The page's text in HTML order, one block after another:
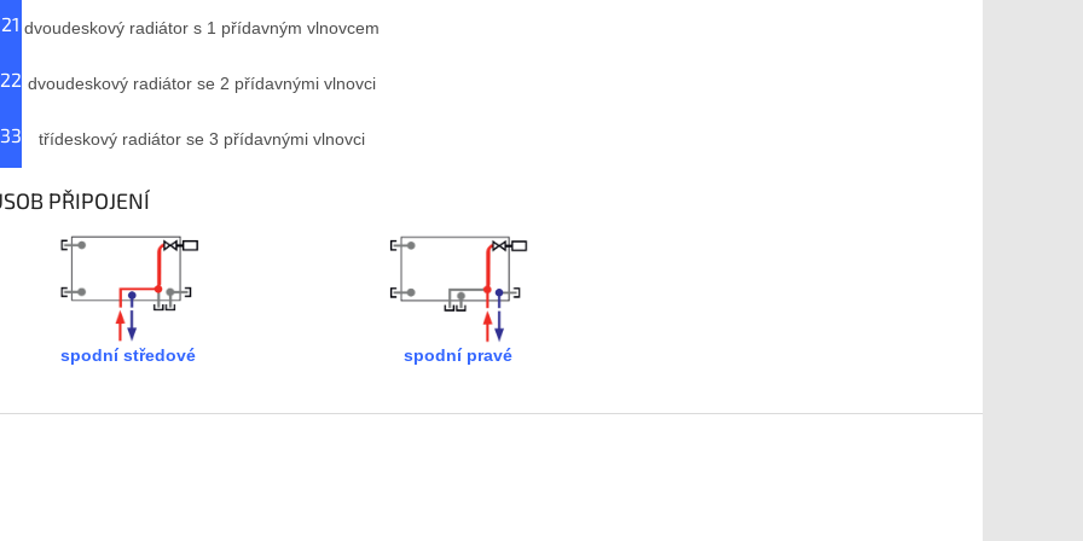
dvoudeskový radiátor s 1 přídavným vlnovcem
dvoudeskový radiátor se 2 přídavnými vlnovci
třídeskový radiátor se 3 přídavnými vlnovci
PŘIPOJENÍ
spodní středové spodní pravé